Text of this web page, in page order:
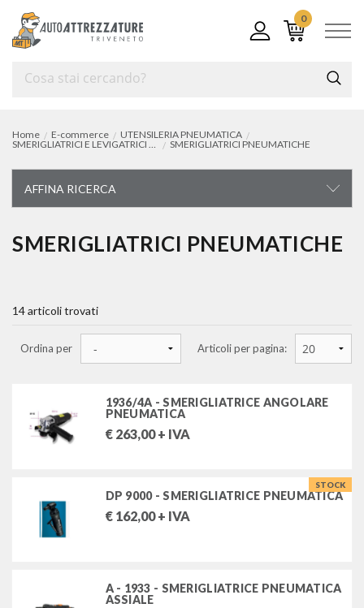
0
Home E-commerce
UTENSILERIA PNEUMATICA
SMERIGLIATRICI E LEVIGATRICI PNEUMATICHE
SMERIGLIATRICI PNEUMATICHE
AFFINA RICERCA
UTENSILERIA PNEUMATICA
cricchetti pneumatici
trapani pneumatici
smerigliatrici pneumatiche
levigatrici pneumatiche
accessori per utensili pneumatici
innesti e rubinetti rapidi (raccordi aria)
SMERIGLIATRICI PNEUMATICHE
14 articoli trovati
Ordina per Articoli per pagina:
1936/4A - SMERIGLIATRICE ANGOLARE
PNEUMATICA
€ 263,00+ IVA
STOCK
DP 9000 - SMERIGLIATRICE PNEUMATICA
€ 162,00+ IVA
A - 1933 - SMERIGLIATRICE PNEUMATICA
ASSIALE